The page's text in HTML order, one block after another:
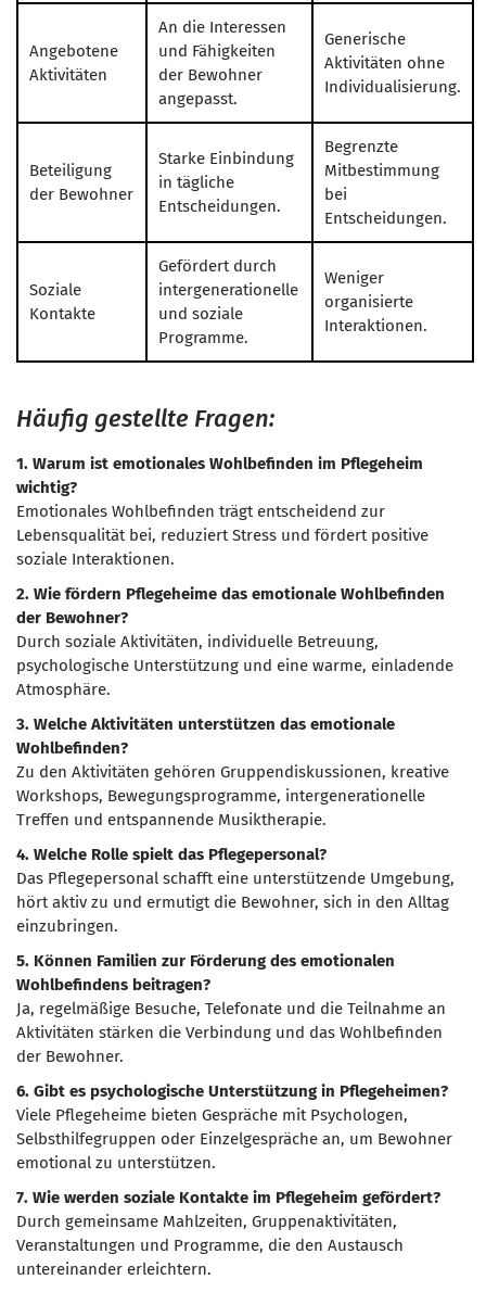
Angebotene
Aktivitäten
An die Interessen
und Fähigkeiten
der Bewohner
angepasst.
Generische
Aktivitäten ohne
Individualisierung.
Beteiligung
der Bewohner
Starke Einbindung
in tägliche
Entscheidungen.
Begrenzte
Mitbestimmung
bei
Entscheidungen.
Soziale
Kontakte
Gefördert durch
intergenerationelle
und soziale
Programme.
Weniger
organisierte
Interaktionen.
Häufig gestellte Fragen:
1. Warum ist emotionales Wohlbefinden im Pflegeheim
wichtig?
Emotionales Wohlbefinden trägt entscheidend zur
Lebensqualität bei, reduziert Stress und fördert positive
soziale Interaktionen.
2. Wie fördern Pflegeheime das emotionale Wohlbefinden
der Bewohner?
Durch soziale Aktivitäten, individuelle Betreuung,
psychologische Unterstützung und eine warme, einladende
Atmosphäre.
3. Welche Aktivitäten unterstützen das emotionale
Wohlbefinden?
Zu den Aktivitäten gehören Gruppendiskussionen, kreative
Workshops, Bewegungsprogramme, intergenerationelle
Treffen und entspannende Musiktherapie.
4. Welche Rolle spielt das Pflegepersonal?
Das Pflegepersonal schafft eine unterstützende Umgebung,
hört aktiv zu und ermutigt die Bewohner, sich in den Alltag
einzubringen.
5. Können Familien zur Förderung des emotionalen
Wohlbefindens beitragen?
Ja, regelmäßige Besuche, Telefonate und die Teilnahme an
Aktivitäten stärken die Verbindung und das Wohlbefinden
der Bewohner.
6. Gibt es psychologische Unterstützung in Pflegeheimen?
Viele Pflegeheime bieten Gespräche mit Psychologen,
Selbsthilfegruppen oder Einzelgespräche an, um Bewohner
emotional zu unterstützen.
7. Wie werden soziale Kontakte im Pflegeheim gefördert?
Durch gemeinsame Mahlzeiten, Gruppenaktivitäten,
Veranstaltungen und Programme, die den Austausch
untereinander erleichtern.